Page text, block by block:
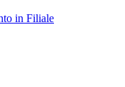
in Filiale